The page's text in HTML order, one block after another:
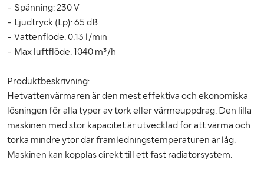
- Spänning: 230 V
- Ljudtryck (Lp): 65 dB
- Vattenflöde: 0.13 l/min
- Max luftflöde: 1040 m³/h
Produktbeskrivning:
Hetvattenvärmaren är den mest effektiva och ekonomiska
lösningen för alla typer av tork eller värmeuppdrag. Den lilla
maskinen med stor kapacitet är utvecklad för att värma och
torka mindre ytor där framledningstemperaturen är låg.
Maskinen kan kopplas direkt till ett fast radiatorsystem.